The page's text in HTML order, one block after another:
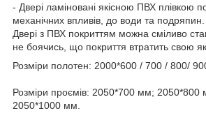
- Двері ламіновані якісною ПВХ плівкою
механічних впливів, до води та подряпин.
Двері з ПВХ покриттям можна сміливо
не боячись, що покриття втратить свою
Розміри полотен: 2000*600 / 700 / 800/
Розміри проємів: 2050*700 мм;
2050*1000 мм.